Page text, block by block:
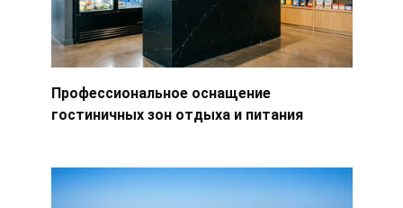
Профессиональное оснащение
гостиничных зон отдыха и питания